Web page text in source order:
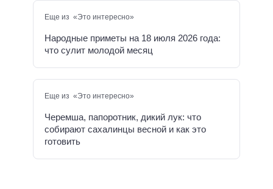
Еще из «Это интересно»
Народные приметы на 18 июля 2026 года:
что сулит молодой месяц
Еще из «Это интересно»
Черемша, папоротник, дикий лук: что
собирают сахалинцы весной и как это
готовить